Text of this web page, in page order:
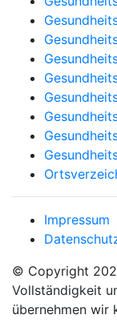
Impressum
© Copyright
Vollständigkeit
übernehmen wir